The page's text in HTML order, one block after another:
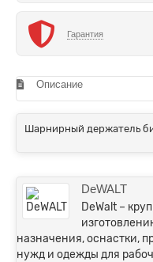
Гарантия
Описание
Шарнирный держатель
DeWALT
DeWalt –
назначения, оснастки,
нужд и одежды для